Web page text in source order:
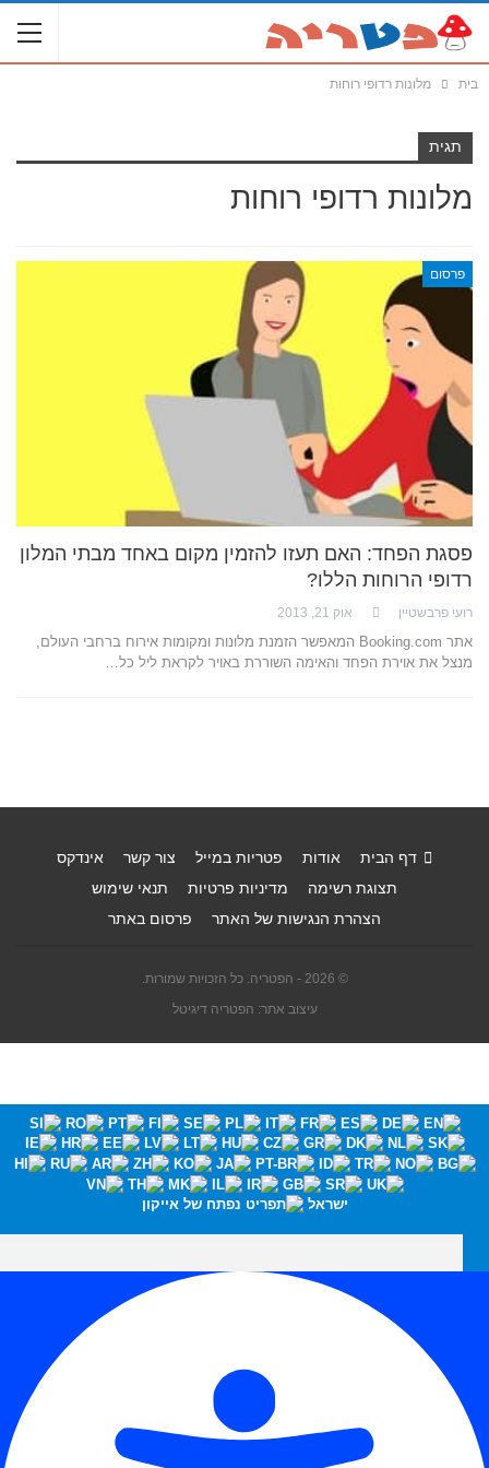
בית מלונות רדופי רוחות
תגית
מלונות רדופי רוחות
פרסום
פסגת הפחד: האם תעזו להזמין מקום באחד מבתי המלון
רדופי הרוחות הללו?
רועי פרבשטיין אוק 21, 2013
אתר Booking.com המאפשר הזמנת מלונות ומקומות אירוח ברחבי העולם,
מנצל את אוירת הפחד והאימה השוררת באויר לקראת ליל כל…
דף הבית אודות פטריות במייל צור קשר
אינדקס
תצוגת רשימה
מדיניות פרטיות
תנאי שימוש
הצהרת הנגישות של האתר
פרסום באתר
© 2026 - הפטריה. כל הזכויות שמורות.
עיצוב אתר: הפטריה דיגיטל
ישראל